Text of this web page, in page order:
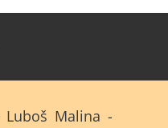
Luboš Malina -